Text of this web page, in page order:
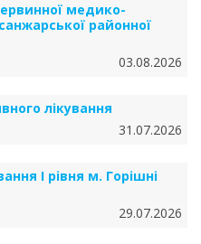
медико-
районної
03.08.2026
лікування
31.07.2026
І рівня м. Горішні
29.07.2026